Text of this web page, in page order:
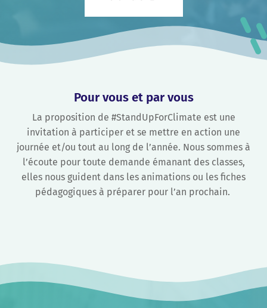
Pour vous et par vous
La proposition de #StandUpForClimate est une
invitation à participer et se mettre en action une
journée et/ou tout au long de l’année. Nous sommes à
l’écoute pour toute demande émanant des classes,
elles nous guident dans les animations ou les fiches
pédagogiques à préparer pour l’an prochain.